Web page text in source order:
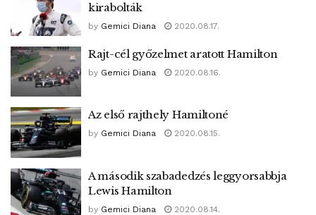
kirabolták
by Gemici Diana 2020.08.17.
Rajt-cél győzelmet aratott Hamilton
by Gemici Diana 2020.08.16.
Az első rajthely Hamiltoné
by Gemici Diana 2020.08.15.
A második szabadedzés leggyorsabbja
Lewis Hamilton
by Gemici Diana 2020.08.14.